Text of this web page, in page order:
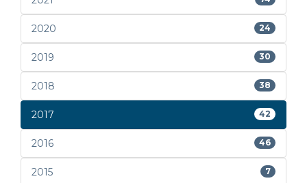
2020 24
2019 30
2018 38
2017 42
2016 46
2015 7